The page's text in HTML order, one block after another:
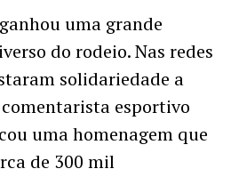
uma grande
do rodeio. Nas redes
solidariedade a
esportivo
uma homenagem que
de 300 mil